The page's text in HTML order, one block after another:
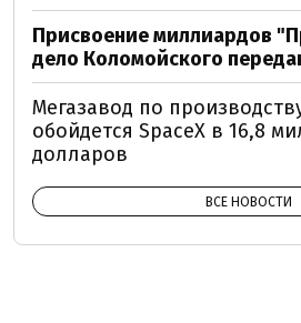
Присвоение миллиардов
дело Коломойского
Мегазавод по
обойдется SpaceX в 16,8
долларов
ВСЕ НОВОСТИ